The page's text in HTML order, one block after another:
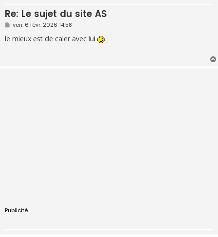
Re: Le sujet du site AS
M
s
s
ven. 6 févr. 2026 14:58
le mieux est de caler avec lui
Publicité